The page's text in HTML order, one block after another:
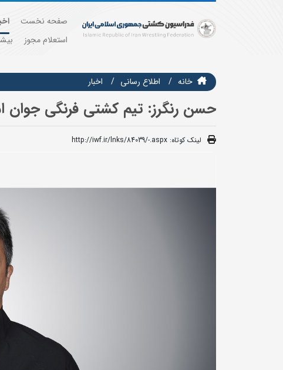
صفحه نخست
استعلام مجوز
خانه اطلاع رسانی اخبار
حسن رنگرز: تیم کشتی فرنگی جوان
لینک کوتاه: http://iwf.ir/lnks/84039/-.aspx